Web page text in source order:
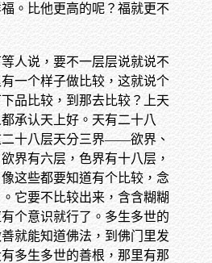
。比他更高的呢？福就更不
人说，要不一层层说就说不
一个样子做比较，这就说个
品比较，到那去比较？上天
都承认天上好。天有二十八
二十八层天分三界——欲界、
界有六层，色界有十八层，
这些都要知道有个比较，念
它要不比较出来，含含糊糊
个意识就行了。多生多世的
就能知道佛法，到佛门里发
多生多世的善根，那里有那